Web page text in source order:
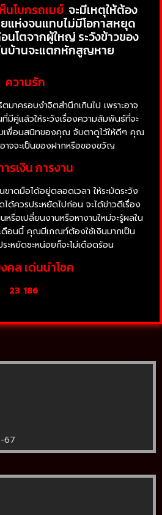
นโบกรถเมย์ จะมีเหตุให้ต้อง
ยแห่งจนแทบไม่มีโอกาสหยุด
โตจากผู้ใหญ่ ระวังข้าวของ
นบ้านจะแตกหักสูญหาย
ความรัก
าครอบงำจิตสำนึกเกินไป เพราะอาจ
มีคู่แล้วให้ระวังเรื่องความสัมพันธ์ที่จะ
เพื่อนสนิทของคุณ จับตาดูไว้ให้ดีๆ คุณ
าจจะเป็นของฝากหรือของขวัญ
รเงิน การงาน
ขาดมือได้อยู่ตลอดเวลา ให้ระมัดระวัง
ได้ควรประหยัดไปก่อน จะได้ข่าวดีเรื่อง
หรือเปลี่ยนงานหรือหางานใหม่จะรู้ผลใน
ดือนนี้ คุณมีเกณท์ต้องใช้เงินมากเป็น
ะหยัดซะหน่อยก็จะไม่เดือดร้อน
คล เด่นนำโชค
23 186
67